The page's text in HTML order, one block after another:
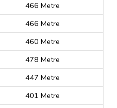
466 Metre
466 Metre
460 Metre
478 Metre
447 Metre
401 Metre